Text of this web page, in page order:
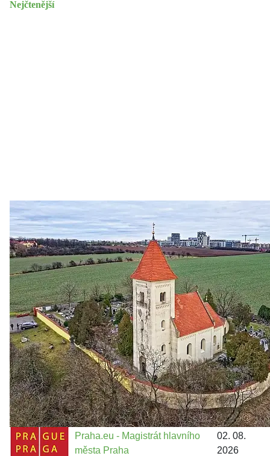
Nejčtenější
Zastanem se 03. 08. 2026
Politika • Volební seriál #02: Nová výstavba v jihozápadním
městě
Jakými nástroji navrhujete vstupovat z pozice ÚMČ Praha
13 do procesů developerské výstavby např. v lokalitě
Třebonice a Chaby, kterou umožňuje nově schválený
Metropolitn...
Praha.eu - Magistrát hlavního
města Praha
02. 08.
2026